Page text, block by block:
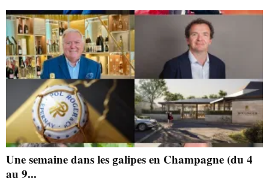
Une semaine dans les galipes en Champagne (du 4
au 9...